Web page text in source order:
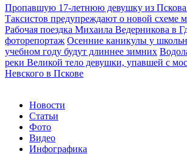
Пропавшую 17-летнюю девушку из
Таксистов предупреждают о новой схеме
Рабочая поездка Михаила Ведерникова в
фоторепортаж Осенние каникулы у
учебном году будут длиннее зимних
реки Великой тело девушки, упавшей с
Невского в Пскове
Новости
Статьи
Фото
Видео
Инфографика